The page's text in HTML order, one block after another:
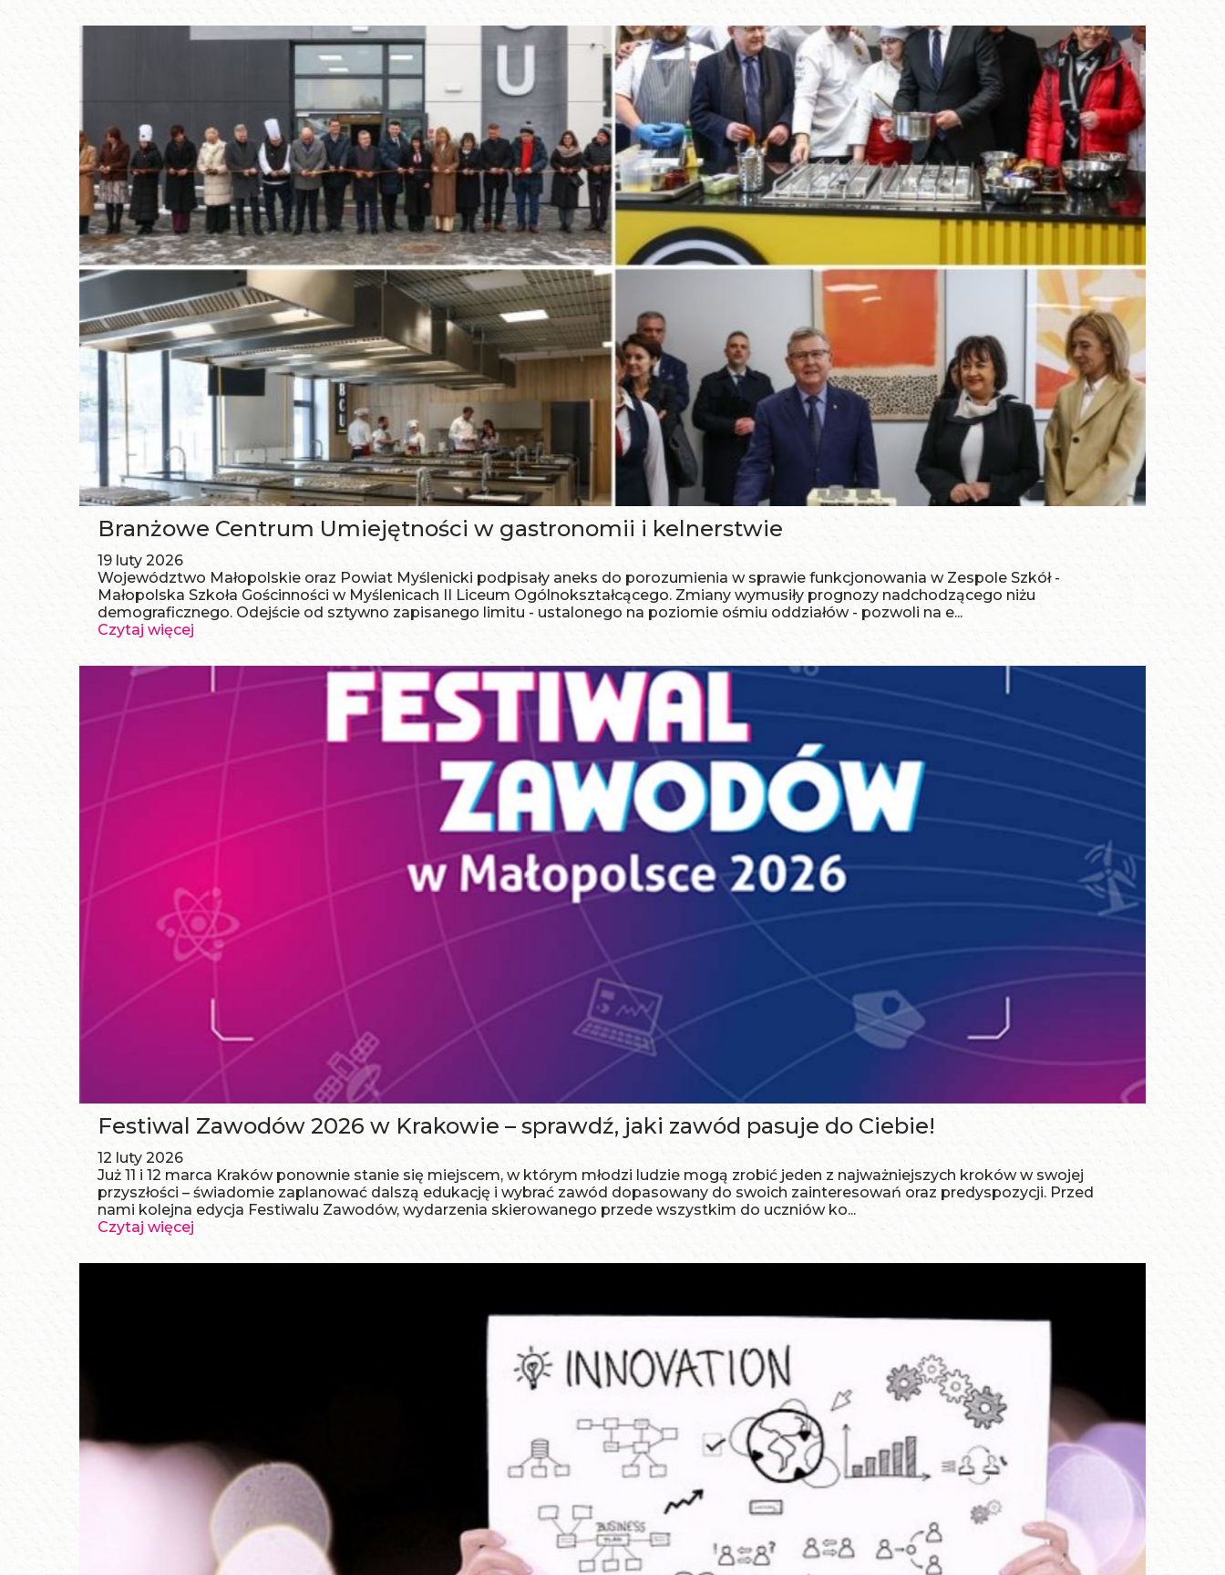
Branżowe Centrum Umiejętności w gastronomii i kelnerstwie
19 luty 2026
Województwo Małopolskie oraz Powiat Myślenicki podpisały aneks do porozumienia w sprawie funkcjonowania w Zespole Szkół -
Małopolska Szkoła Gościnności w Myślenicach II Liceum Ogólnokształcącego. Zmiany wymusiły prognozy nadchodzącego niżu
demograficznego. Odejście od sztywno zapisanego limitu - ustalonego na poziomie ośmiu oddziałów - pozwoli na e...
Czytaj więcej
Festiwal Zawodów 2026 w Krakowie – sprawdź, jaki zawód pasuje do Ciebie!
12 luty 2026
Już 11 i 12 marca Kraków ponownie stanie się miejscem, w którym młodzi ludzie mogą zrobić jeden z najważniejszych kroków w swojej
przyszłości – świadomie zaplanować dalszą edukację i wybrać zawód dopasowany do swoich zainteresowań oraz predyspozycji. Przed
nami kolejna edycja Festiwalu Zawodów, wydarzenia skierowanego przede wszystkim do uczniów ko...
Czytaj więcej